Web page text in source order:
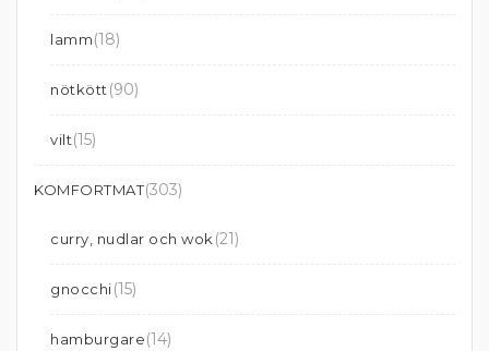
lamm(18)
nötkött (90)
vilt(15)
KOMFORTMAT(303)
curry, nudlar och wok (21)
gnocchi(15)
hamburgare(14)